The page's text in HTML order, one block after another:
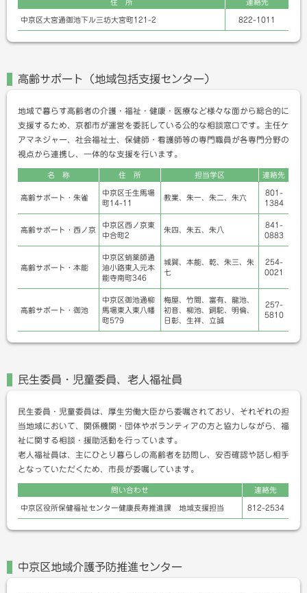
住 所 連絡先
中京区大宮通御池下ル三坊大宮町121-2 822-1011
高齢サポート（地域包括支援センター）
地域で暮らす高齢者の介護・福祉・健康・医療など様々な面から総合的に
支援するため、京都市が運営を委託している公的な相談窓口です。主任ケ
アマネジャー、社会福祉士、保健師・看護師等の専門職員が各専門分野の
視点から連携し、一体的な支援を行います。
名 称 住 所 担当学区 連絡先
高齢サポート・朱雀
中京区壬生馬場
町14-11
教業、朱一、朱二、朱六
801-
1384
高齢サポート・西ノ京
中京区西ノ京東
中合町2
朱四、朱五、朱八
841-
0883
高齢サポート・本能
中京区蛸薬師通
油小路東入元本
能寺南町346
城巽、本能、乾、朱三、朱
七
254-
0021
高齢サポート・御池
中京区御池通柳
馬場東入東八幡
町579
梅屋、竹間、富有、龍池、
初音、柳池、銅駝、明倫、
日彰、生祥、立誠
257-
5810
民生委員・児童委員、老人福祉員
民生委員・児童委員は、厚生労働大臣から委嘱されており、それぞれの担
当地域において、関係機関・団体やボランティアの方と協力しながら、福
祉に関する相談・援助活動を行っています。
老人福祉員は、主にひとり暮らしの高齢者を訪問し、安否確認や話し相手
となっていただくため、市長が委嘱しています。
問い合わせ 連絡先
中京区役所保健福祉センター健康長寿推進課 地域支援担当 812-2534
中京区地域介護予防推進センター